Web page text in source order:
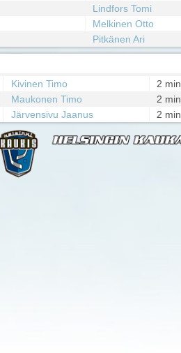
Lindfors Tomi
Melkinen Otto
Pitkänen Ari
Kivinen Timo 2 min
Maukonen Timo 2 min
Järvensivu Jaanus 2 min